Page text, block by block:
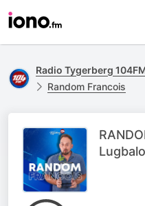
Radio Tygerberg
Random Francois